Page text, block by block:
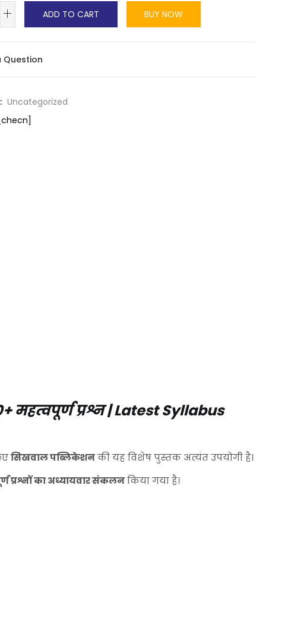
ADD TO CART BUY NOW
Question
Uncategorized
महत्वपूर्ण प्रश्न | Latest Syllabus
सिखवाल पब्लिकेशनकी यह विशेष पुस्तक अत्यंत उपयोगी है।
प्रश्नों का अध्यायवार संकलनकिया गया है।